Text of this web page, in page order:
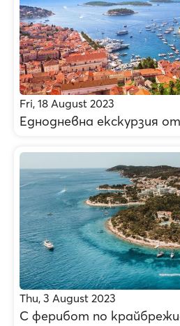
Fri, 18 August 2023
Еднодневна екскурзия
Thu, 3 August 2023
С ферибот по